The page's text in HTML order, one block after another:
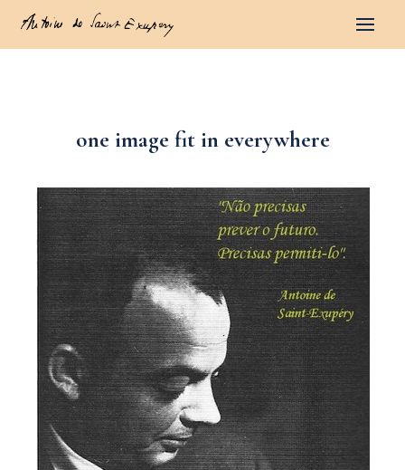
one image fit in everywhere